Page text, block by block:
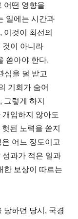
어떤 영향을
일에는 시간과
이것이 최선의
것이 아니라
쏟아야 한다.
심을 덜 받고
기회가 숨어
렇게 하지
입하지 않아도
된 노력을 쏟지
어느 정도이고
과가 적은 일과
한 보상이 따르는
당하던 당시, 국경